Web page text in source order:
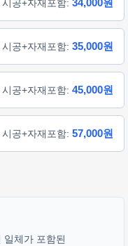
시공+자재포함: 34,000원
시공+자재포함: 35,000원
시공+자재포함: 45,000원
시공+자재포함: 57,000원
일체가 포함된